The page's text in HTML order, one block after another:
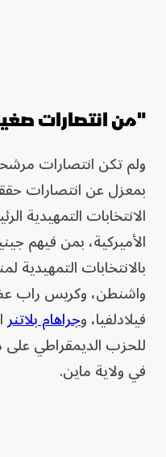
"من انتصارات
ولم تكن انتصارات
بمعزل عن انتصارات
الانتخابات التمهيدية
الأميركية، بمن فيهم
بالانتخابات
واشنطن، وكريس راب
فيلادلفيا، وجراهام بلاتنر
للحزب الديمقراطي
في ولاية ماين.